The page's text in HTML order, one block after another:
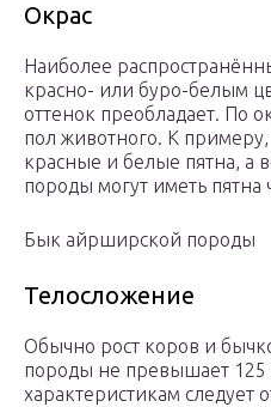
Окрас
Наиболее
красно- или буро-белым
оттенок преобладает. По
пол животного. К
красные и белые пятна, а
породы могут иметь пятна
Бык айрширской породы
Телосложение
Обычно рост коров и
породы не превышает 125
характеристикам следует